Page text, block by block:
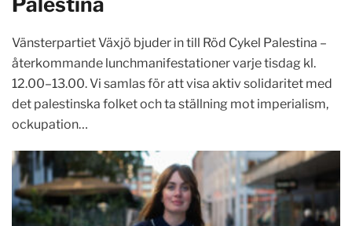
Vänsterpartiet Växjö bjuder in till Röd Cykel Palestina –
återkommande lunchmanifestationer varje tisdag kl.
12.00–13.00. Vi samlas för att visa aktiv solidaritet med
det palestinska folket och ta ställning mot imperialism,
ockupation…